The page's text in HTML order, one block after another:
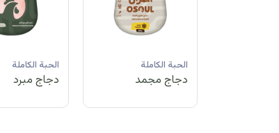
الحبة الكاملة
دجاج مبرد
الحبة الكاملة
دجاج مجمد
الحبة الكاملة
دجاج مجمد